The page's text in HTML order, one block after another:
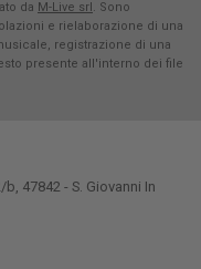
da M-Live srl. Sono
e rielaborazione di una
registrazione di una
presente all'interno dei file
47842 - S. Giovanni In